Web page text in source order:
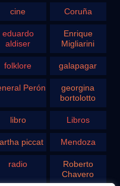
cine Coruña
eduardo
aldiser
Enrique
Migliarini
folklore galapagar
Perón
georgina
bortolotto
libro Libros
piccat Mendoza
radio
Roberto
Chavero